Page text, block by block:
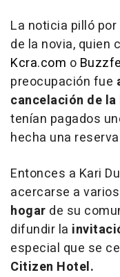
La noticia pilló
de la novia, quien
Kcra.com o
preocupación fue
cancelación de la
tenían pagados
hecha una
Entonces a Kari
acercarse a varios
hogar de su
difundir la
especial que se
Citizen Hotel.